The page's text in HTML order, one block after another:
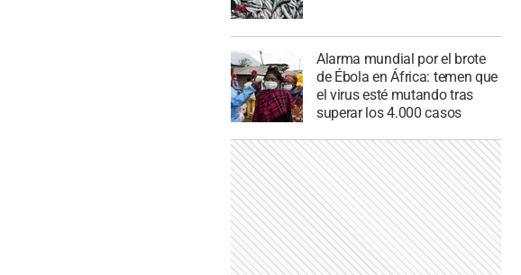
Alarma mundial por el brote
de Ébola en África: temen que
el virus esté mutando tras
superar los 4.000 casos